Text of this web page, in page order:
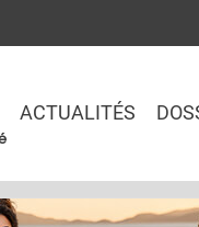
ACTUALITÉS